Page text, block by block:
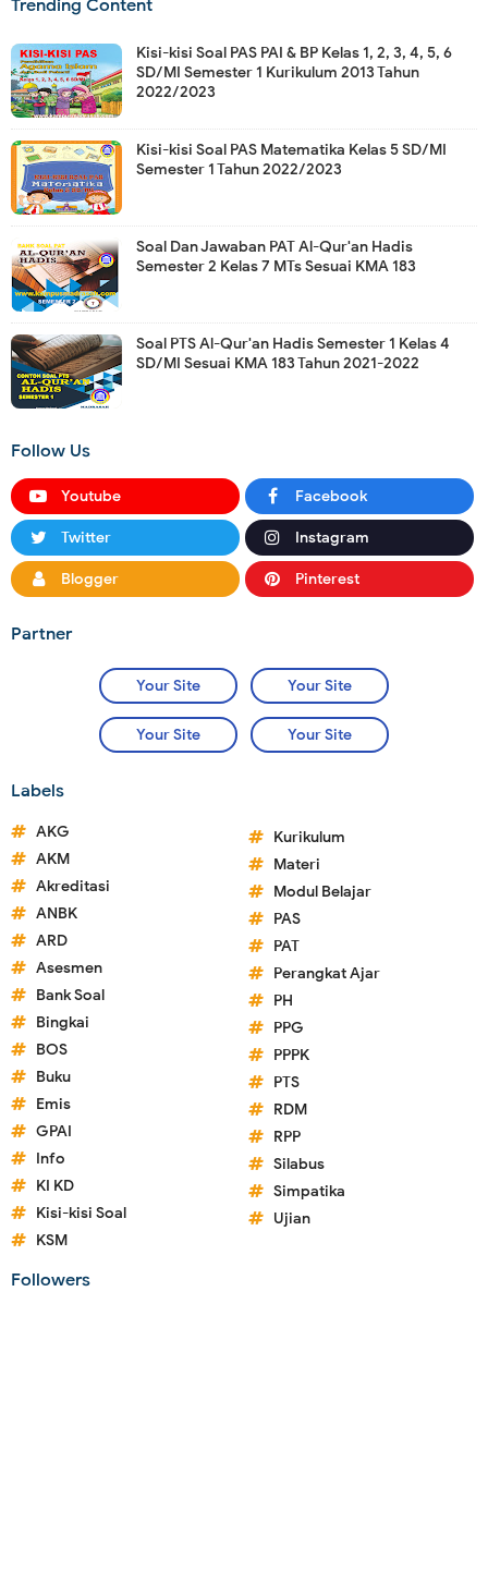
Trending Content
Kisi-kisi Soal PAS PAI & BP Kelas 1, 2, 3, 4, 5, 6
SD/MI Semester 1 Kurikulum 2013 Tahun
2022/2023
Kisi-kisi Soal PAS Matematika Kelas 5 SD/MI
Semester 1 Tahun 2022/2023
Soal Dan Jawaban PAT Al-Qur'an Hadis
Semester 2 Kelas 7 MTs Sesuai KMA 183
Soal PTS Al-Qur'an Hadis Semester 1 Kelas 4
SD/MI Sesuai KMA 183 Tahun 2021-2022
Follow Us
Youtube Facebook
Twitter Instagram
Blogger Pinterest
Partner
Your Site Your Site
Your Site Your Site
Labels
AKG
AKM
Akreditasi
ANBK
ARD
Asesmen
Bank Soal
Bingkai
BOS
Buku
Emis
GPAI
Info
KI KD
Kisi-kisi Soal
KSM
Kurikulum
Materi
Modul Belajar
PAS
PAT
Perangkat Ajar
PH
PPG
PPPK
PTS
RDM
RPP
Silabus
Simpatika
Ujian
Followers